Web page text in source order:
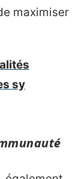
maximiser
sy